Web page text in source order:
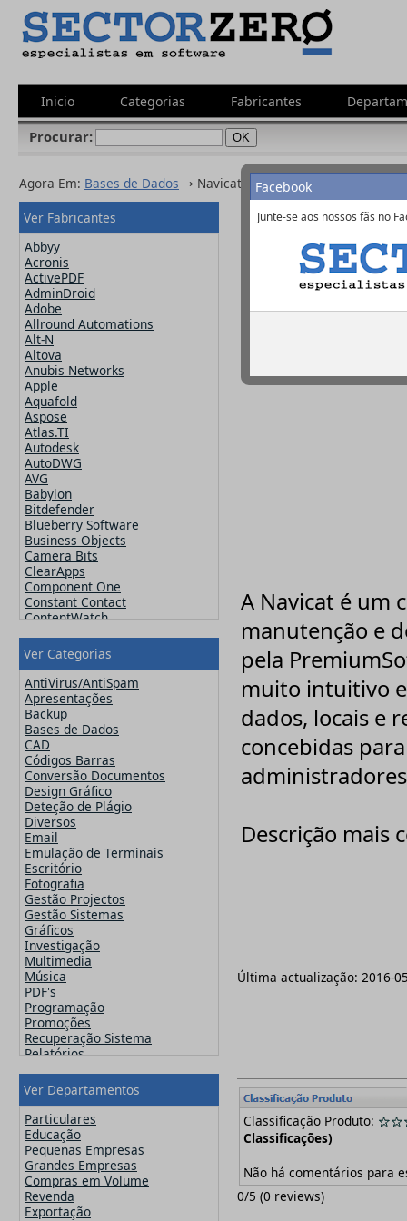
Inicio Categorias Fabricantes
Procurar:
Agora Em: Bases de Dados → Navicat For Oracle
Ver Fabricantes
Abbyy
Acronis
ActivePDF
AdminDroid
Adobe
Allround Automations
Alt-N
Altova
Anubis Networks
Apple
Aquafold
Aspose
Atlas.TI
Autodesk
AutoDWG
AVG
Babylon
Bitdefender
Blueberry Software
Business Objects
Camera Bits
ClearApps
Component One
Constant Contact
ContentWatch
Crucial
CutePDF
CuteSoft
CZ Solution
DameWare
Datawatch
Devart
DevExpress
ElcomSoft
ESET
Exclaimer
Famatech
Faronics
FinalWire
Flexera
Flipping Book
GFI
Globalscape
IDM Computer Solutions
Incomedia Software
Infacta
Infragistics
iSpring Solutions, Inc.
Jam Software
JetBrains
Kaspersky
Lansweeper
Maxon
MAXQDA - Verbi
McAfee
Microsoft
Navicat
Nero
Netsarang
Network Automation
Ver Categorias
AntiVirus/AntiSpam
Apresentações
Backup
Bases de Dados
CAD
Códigos Barras
Conversão Documentos
Design Gráfico
Deteção de Plágio
Diversos
Email
Emulação de Terminais
Escritório
Fotografia
Gestão Projectos
Gestão Sistemas
Gráficos
Investigação
Multimedia
Música
PDF's
Programação
Promoções
Recuperação Sistema
Relatórios
Sistemas Operativos
Utilitários
Video
Web Design
Ver Departamentos
Particulares
Educação
Pequenas Empresas
Grandes Empresas
Compras em Volume
Revenda
Exportação
Navicat For
Fabricante:
A Navicat é um
manutenção e
pela
muito intuitivo
dados, locais e
concebidas
Descrição mais
Última actualização: 2016-
Classificação Produto:
Classificações)
Não há comentários para
0/5 (0 reviews)
Facebook
Junte-se aos nossos fãs no